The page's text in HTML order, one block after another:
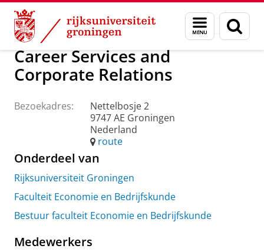
Skip
Content
Skip
Navigation
Menu
en
zoeken
Over ons Praktische zaken Waar vindt u ons
Career Services and
Corporate Relations
Bezoekadres:
Nettelbosje 2
9747 AE Groningen
Nederland
route
Onderdeel van
Rijksuniversiteit Groningen
Faculteit Economie en Bedrijfskunde
Bestuur faculteit Economie en Bedrijfskunde
Medewerkers